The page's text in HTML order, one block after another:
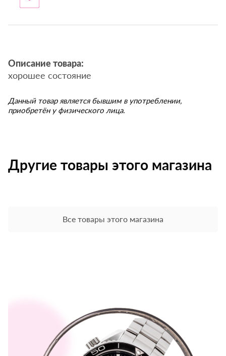
Описание товара:
хорошее состояние
Данный товар является бывшим в употреблении,
приобретён у физического лица.
Другие товары этого магазина
Все товары этого магазина